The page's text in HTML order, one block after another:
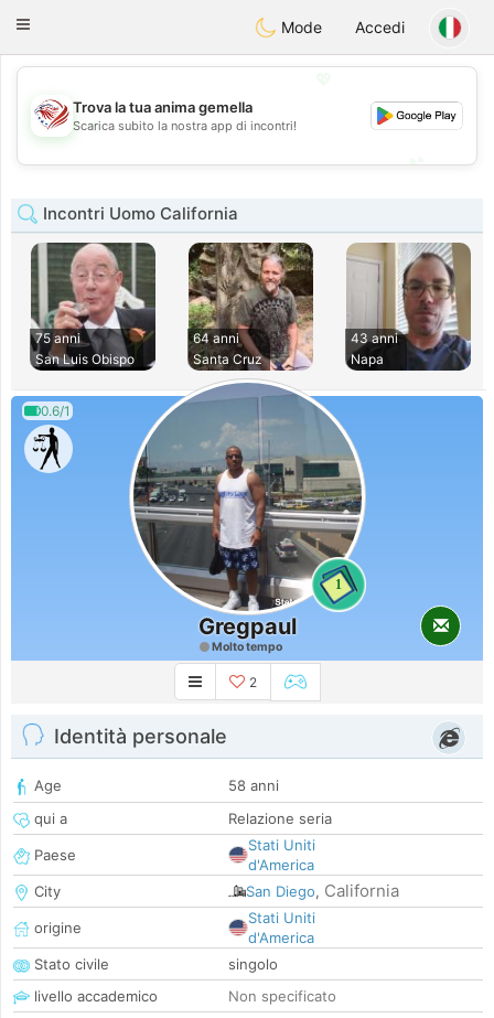
StatesDating
Toggle
Mode Accedi
💖
💕
Trova la tua anima gemella
Scarica subito la nostra app di incontri!
Incontri Uomo California
75 anni
San Luis Obispo
64 anni
Santa Cruz
43 anni
Napa
0.6/1
1
Gregpaul
Molto tempo
2
Identità personale
Age
58 anni
qui a
Relazione seria
Paese
Stati Uniti
d'America
City
San Diego, California
origine
Stati Uniti
d'America
Stato civile
singolo
livello accademico
Non specificato